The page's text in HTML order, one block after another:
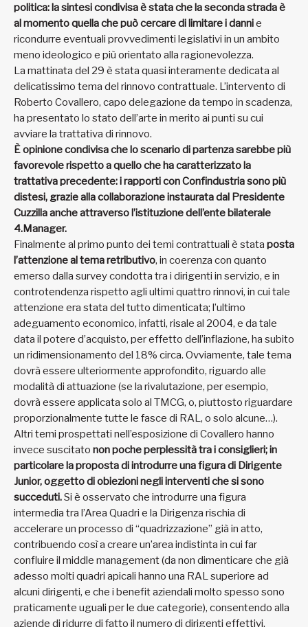
politica: la sintesi condivisa è stata che la seconda strada è
al momento quella che può cercare di limitare i dannie
ricondurre eventuali provvedimenti legislativi in un ambito
meno ideologico e più orientato alla ragionevolezza.
La mattinata del 29 è stata quasi interamente dedicata al
delicatissimo tema del rinnovo contrattuale. L’intervento di
Roberto Covallero, capo delegazione da tempo in scadenza,
ha presentato lo stato dell’arte in merito ai punti su cui
avviare la trattativa di rinnovo.
È opinione condivisa che lo scenario di partenza sarebbe più
favorevole rispetto a quello che ha caratterizzato la
trattativa precedente: i rapporti con Confindustria sono più
distesi, grazie alla collaborazione instaurata dal Presidente
Cuzzilla anche attraverso l’istituzione dell’ente bilaterale
4.Manager.
Finalmente al primo punto dei temi contrattuali è stata posta
l’attenzione al tema retributivo, in coerenza con quanto
emerso dalla survey condotta tra i dirigenti in servizio, e in
controtendenza rispetto agli ultimi quattro rinnovi, in cui tale
attenzione era stata del tutto dimenticata; l’ultimo
adeguamento economico, infatti, risale al 2004, e da tale
data il potere d’acquisto, per effetto dell’inflazione, ha subito
un ridimensionamento del 18% circa. Ovviamente, tale tema
dovrà essere ulteriormente approfondito, riguardo alle
modalità di attuazione (se la rivalutazione, per esempio,
dovrà essere applicata solo al TMCG, o, piuttosto riguardare
proporzionalmente tutte le fasce di RAL, o solo alcune…).
Altri temi prospettati nell’esposizione di Covallero hanno
invece suscitato non poche perplessità tra i consiglieri; in
particolare la proposta di introdurre una figura di Dirigente
Junior, oggetto di obiezioni negli interventi che si sono
succeduti.Si è osservato che introdurre una figura
intermedia tra l’Area Quadri e la Dirigenza rischia di
accelerare un processo di “quadrizzazione” già in atto,
contribuendo così a creare un’area indistinta in cui far
confluire il middle management (da non dimenticare che già
adesso molti quadri apicali hanno una RAL superiore ad
alcuni dirigenti, e che i benefit aziendali molto spesso sono
praticamente uguali per le due categorie), consentendo alla
aziende di ridurre di fatto il numero di dirigenti effettivi.